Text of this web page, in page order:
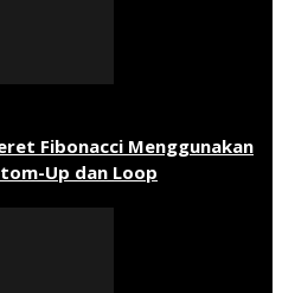
Fibonacci Menggunakan
Up dan Loop